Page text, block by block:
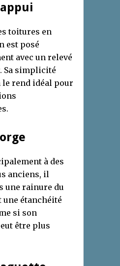
toitures en
est posé
avec un relevé
Sa simplicité
rend idéal pour
à des
anciens, il
une rainure du
une étanchéité
si son
être plus